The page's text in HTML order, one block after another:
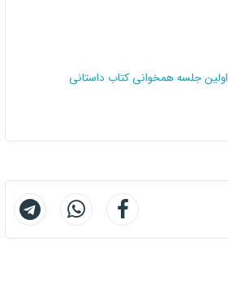
اولین جلسه همخوانی کتاب داستانی